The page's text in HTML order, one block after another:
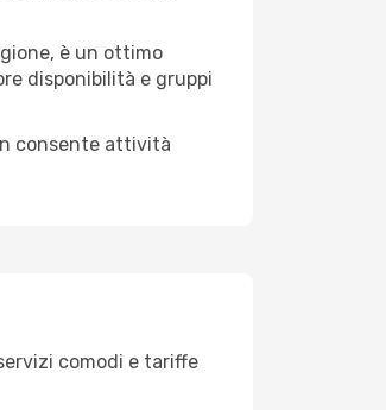
è un ottimo
disponibilità e gruppi
consente attività
comodi e tariffe